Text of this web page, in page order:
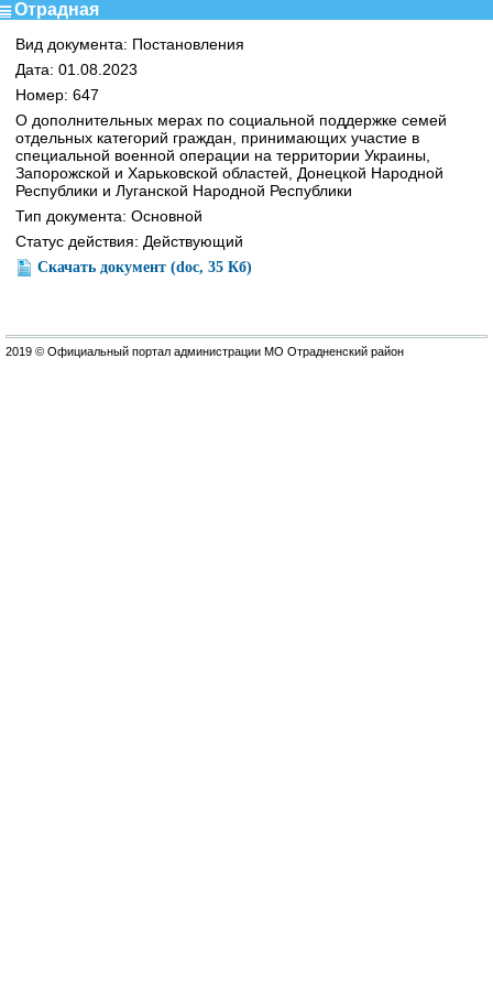
Отрадная
Вид документа: Постановления
Дата: 01.08.2023
Номер: 647
О дополнительных мерах по социальной поддержке семей
отдельных категорий граждан, принимающих участие в
специальной военной операции на территории Украины,
Запорожской и Харьковской областей, Донецкой Народной
Республики и Луганской Народной Республики
Тип документа: Основной
Статус действия: Действующий
Скачать документ (doc, 35 Кб)
2019 © Официальный портал администрации МО Отрадненский район